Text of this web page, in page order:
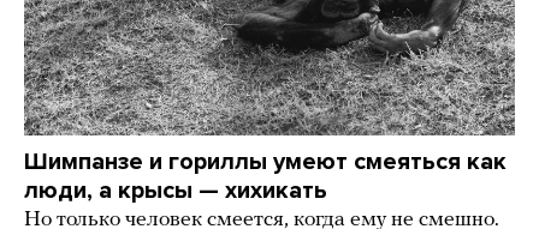
Шимпанзе и гориллы умеют смеяться как
люди, а крысы — хихикать
Но только человек смеется, когда ему не смешно.